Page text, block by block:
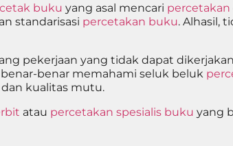
cetak buku yang asal mencari percetakan
standarisasi percetakan buku. Alhasil,
pekerjaan yang tidak dapat
benar memahami seluk beluk
kualitas mutu.
atau percetakan spesialis buku yang